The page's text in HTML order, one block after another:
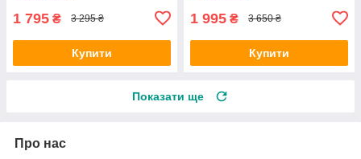
1 795 ₴ 3 295 ₴
Купити
1 995 ₴ 3 650 ₴
Купити
Показати ще
Про нас